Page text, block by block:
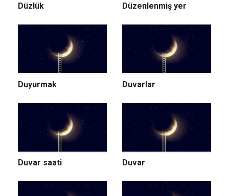
Düzlük Düzenlenmiş yer
Duyurmak Duvarlar
Duvar saati Duvar